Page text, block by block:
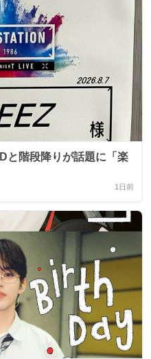
と階段降りが話題に「楽
1日前